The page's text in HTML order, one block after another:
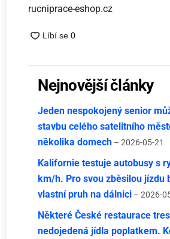
rucniprace-eshop.cz
Nejnovější články
Jeden nespokojený senior
stavbu celého satelitního
několika domech – 2026-05-21
Kalifornie testuje autobusy s
km/h. Pro svou zběsilou jízdu
vlastní pruh na dálnici – 2026-
Některé České restaurace
nedojedená jídla poplatkem.